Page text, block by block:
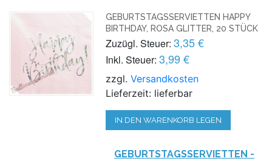
GEBURTSTAGSSERVIETTEN HAPPY
BIRTHDAY, ROSA GLITTER, 20 STÜCK
Zuzügl. Steuer: 3,35 €
Inkl. Steuer: 3,99 €
zzgl.Versandkosten
Lieferzeit: lieferbar
IN DEN WARENKORB LEGEN
GEBURTSTAGSSERVIETTEN -